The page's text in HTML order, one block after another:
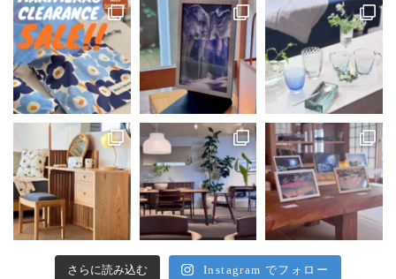
さらに読み込む Instagram でフォロー